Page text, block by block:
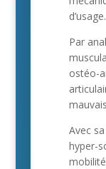
d’usage.
Par
ostéo-
Avec
hyper-